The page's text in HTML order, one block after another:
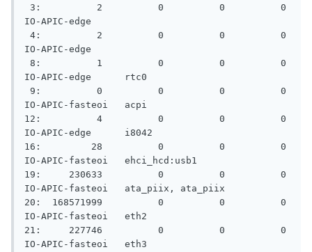
IO-APIC-edge
IO-APIC-edge
IO-APIC-edge      rtc0
IO-APIC-fasteoi   acpi
12:          4          0          0          0
IO-APIC-edge      i8042
16:         28          0          0          0
IO-APIC-fasteoi   ehci_hcd:usb1
19:     230633          0          0          0
IO-APIC-fasteoi   ata_piix, ata_piix
20:  168571999          0          0          0
IO-APIC-fasteoi   eth2
21:     227746          0          0          0
IO-APIC-fasteoi   eth3